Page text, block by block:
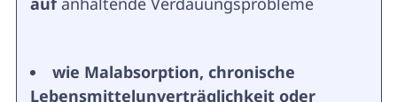
wie Malabsorption, chronische
Lebensmittelunverträglichkeit oder